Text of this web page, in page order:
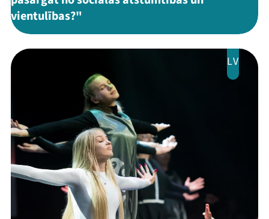
vientulības?"
LV